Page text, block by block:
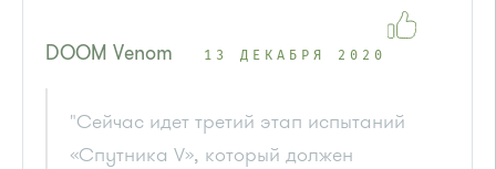
DOOM Venom 13 ДЕКАБРЯ 2020
"Сейчас идет третий этап испытаний
«Спутника V», который должен